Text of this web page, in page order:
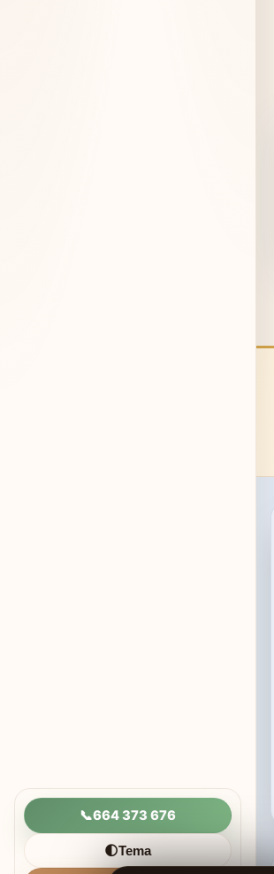
📞664 373 676
🌓Tema